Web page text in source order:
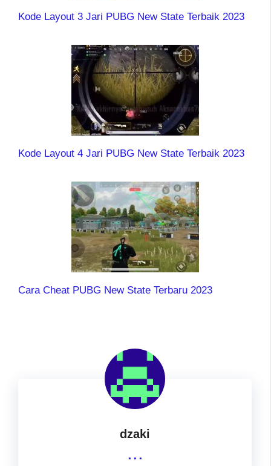
Kode Layout 3 Jari PUBG New State Terbaik 2023
Kode Layout 4 Jari PUBG New State Terbaik 2023
Cara Cheat PUBG New State Terbaru 2023
dzaki
...